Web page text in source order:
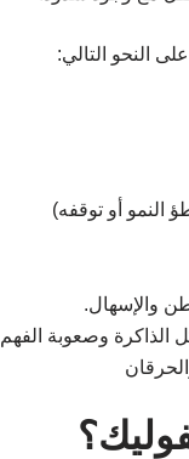
النحو التالي:
النمو أو توقفه)
والإسهال.
وصعوبة